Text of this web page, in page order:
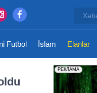
Futbol İslam Elanlar